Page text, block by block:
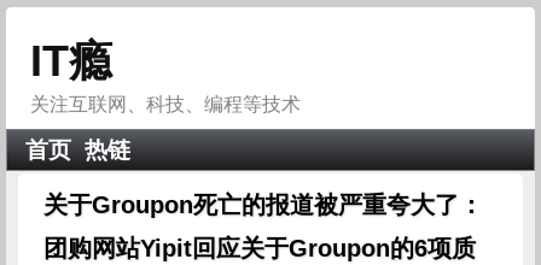
IT瘾
关注互联网、科技、编程等技术
首页 热链
关于Groupon死亡的报道被严重夸大了：
团购网站Yipit回应关于Groupon的6项质